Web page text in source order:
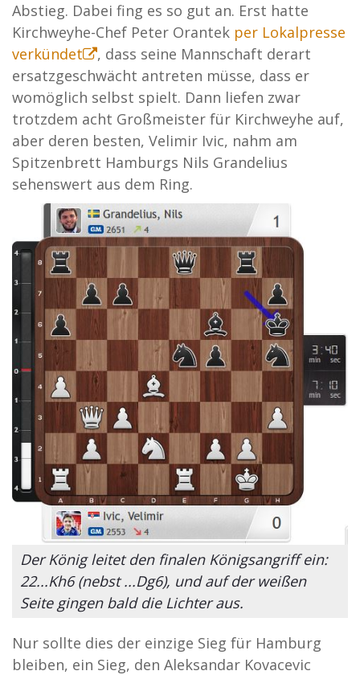
Abstieg. Dabei fing es so gut an. Erst hatte
Kirchweyhe-Chef Peter Orantek per Lokalpresse
verkündet
, dass seine Mannschaft derart
ersatzgeschwächt antreten müsse, dass er
womöglich selbst spielt. Dann liefen zwar
trotzdem acht Großmeister für Kirchweyhe auf,
aber deren besten, Velimir Ivic, nahm am
Spitzenbrett Hamburgs Nils Grandelius
sehenswert aus dem Ring.
Der König leitet den finalen Königsangriff ein:
22...Kh6 (nebst ...Dg6), und auf der weißen
Seite gingen bald die Lichter aus.
Nur sollte dies der einzige Sieg für Hamburg
bleiben, ein Sieg, den Aleksandar Kovacevic